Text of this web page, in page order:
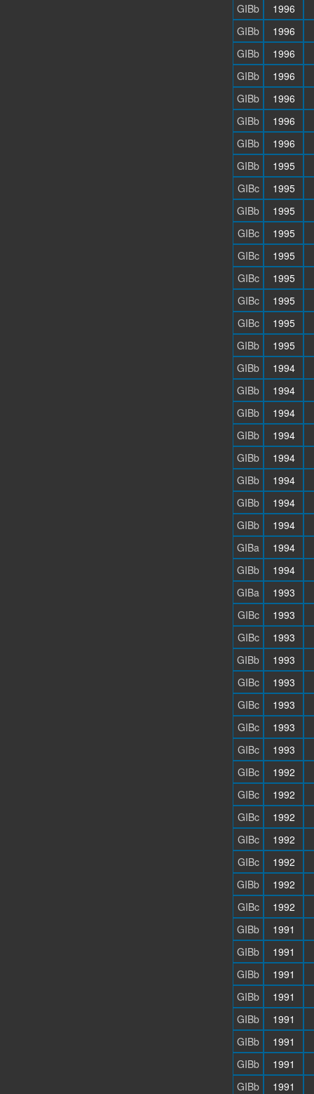
GIBb
1996
GIBb
1996
GIBb
1996
GIBb
1996
GIBb
1996
GIBb
1996
GIBb
1996
GIBb
1995
GIBc
1995
GIBb
1995
GIBc
1995
GIBc
1995
GIBc
1995
GIBc
1995
GIBc
1995
GIBb
1995
GIBb
1994
GIBb
1994
GIBb
1994
GIBb
1994
GIBb
1994
GIBb
1994
GIBb
1994
GIBb
1994
GIBa
1994
GIBb
1994
GIBa
1993
GIBc
1993
GIBc
1993
GIBb
1993
GIBc
1993
GIBc
1993
GIBc
1993
GIBc
1993
GIBc
1992
GIBc
1992
GIBc
1992
GIBc
1992
GIBc
1992
GIBb
1992
GIBc
1992
GIBb
1991
GIBb
1991
GIBb
1991
GIBb
1991
GIBb
1991
GIBb
1991
GIBb
1991
GIBb
1991